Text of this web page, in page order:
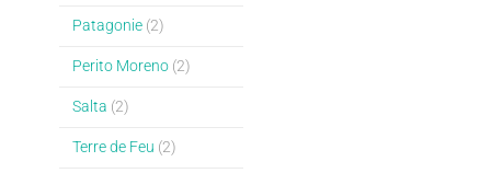
Patagonie(2)
Perito Moreno(2)
Salta (2)
Terre de Feu (2)